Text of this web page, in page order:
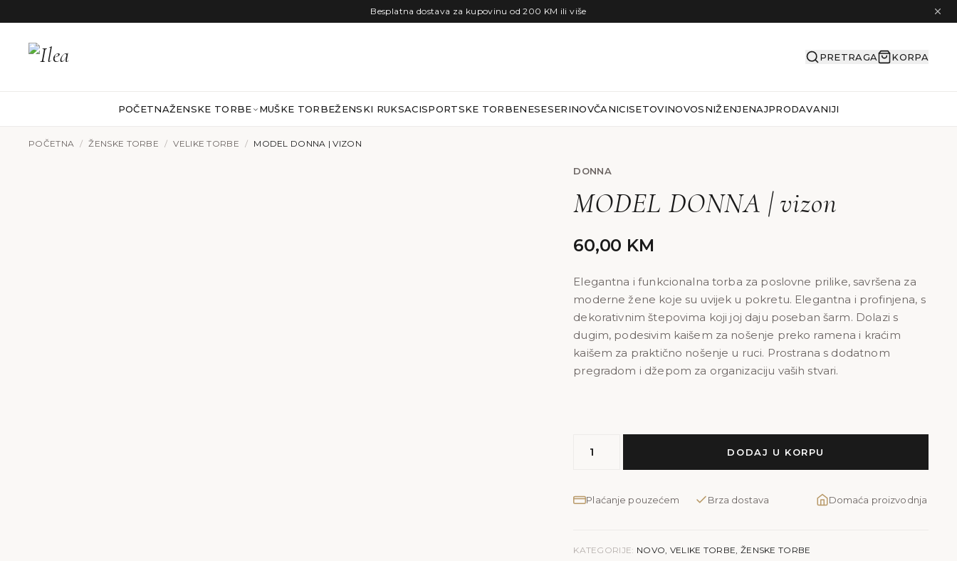
Besplatna dostava za kupovinu od 200 KM ili više
PRETRAGA KORPA
POČETNAŽENSKE TORBE MUŠKE TORBEŽENSKI RUKSACISPORTSKE TORBENESESERINOVČANICISETOVINOVOSNIŽENJENAJPRODAVANIJI
POČETNA / ŽENSKE TORBE / VELIKE TORBE / MODEL DONNA | VIZON
DONNA
MODEL DONNA | vizon
60,00 KM
Elegantna i funkcionalna torba za poslovne prilike, savršena za
moderne žene koje su uvijek u pokretu. Elegantna i profinjena, s
dekorativnim štepovima koji joj daju poseban šarm. Dolazi s
dugim, podesivim kaišem za nošenje preko ramena i kraćim
kaišem za praktično nošenje u ruci. Prostrana s dodatnom
pregradom i džepom za organizaciju vaših stvari.
DONNA
vizon
DODAJ U KORPU
Plaćanje pouzećem Brza dostava Domaća proizvodnja
KATEGORIJE: NOVO, VELIKE TORBE, ŽENSKE TORBE